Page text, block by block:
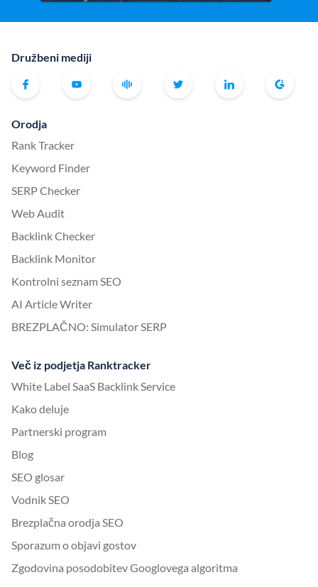
Družbeni mediji
Orodja
Rank Tracker
Keyword Finder
SERP Checker
Web Audit
Backlink Checker
Backlink Monitor
Kontrolni seznam SEO
AI Article Writer
BREZPLAČNO: Simulator SERP
Več iz podjetja Ranktracker
White Label SaaS Backlink Service
Kako deluje
Partnerski program
Blog
SEO glosar
Vodnik SEO
Brezplačna orodja SEO
Sporazum o objavi gostov
Zgodovina posodobitev Googlovega algoritma